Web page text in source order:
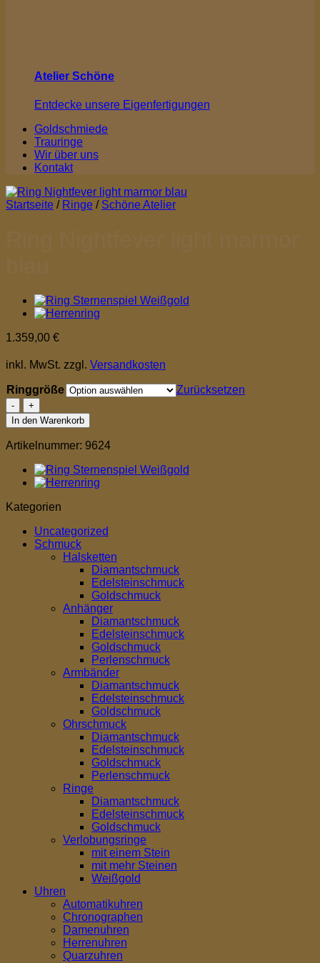
Atelier Schöne
Entdecke unsere Eigenfertigungen
Goldschmiede
Trauringe
Wir über uns
Kontakt
Startseite / Ringe / Schöne Atelier
1.359,00 €
inkl. MwSt. zzgl. Versandkosten
Ringgröße
Zurücksetzen
Ring
Nightfever
light
marmor
Menge
In den Warenkorb
Artikelnummer: 9624
Kategorien
Uncategorized
Schmuck
Halsketten
Diamantschmuck
Edelsteinschmuck
Goldschmuck
Anhänger
Diamantschmuck
Edelsteinschmuck
Goldschmuck
Perlenschmuck
Armbänder
Diamantschmuck
Edelsteinschmuck
Goldschmuck
Ohrschmuck
Diamantschmuck
Edelsteinschmuck
Goldschmuck
Perlenschmuck
Ringe
Diamantschmuck
Edelsteinschmuck
Goldschmuck
Verlobungsringe
mit einem Stein
mit mehr Steinen
Weißgold
Uhren
Automatikuhren
Chronographen
Damenuhren
Herrenuhren
Quarzuhren